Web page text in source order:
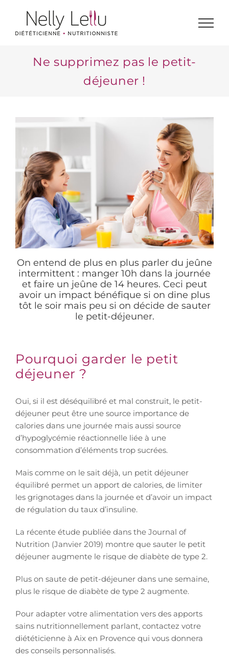
contenu
Ne supprimez pas le petit-
déjeuner !
On entend de plus en plus parler du jeûne
intermittent : manger 10h dans la journée
et faire un jeûne de 14 heures. Ceci peut
avoir un impact bénéfique si on dine plus
tôt le soir mais peu si on décide de sauter
le petit-déjeuner.
Pourquoi garder le petit
déjeuner ?
Oui, si il est déséquilibré et mal construit, le petit-
déjeuner peut être une source importance de
calories dans une journée mais aussi source
d’hypoglycémie réactionnelle liée à une
consommation d’éléments trop sucrées.
Mais comme on le sait déjà, un petit déjeuner
équilibré permet un apport de calories, de limiter
les grignotages dans la journée et d’avoir un impact
de régulation du taux d’insuline.
La récente étude publiée dans the Journal of
Nutrition (Janvier 2019) montre que sauter le petit
déjeuner augmente le risque de diabète de type 2.
Plus on saute de petit-déjeuner dans une semaine,
plus le risque de diabète de type 2 augmente.
Pour adapter votre alimentation vers des apports
sains nutritionnellement parlant, contactez votre
diététicienne à Aix en Provence qui vous donnera
des conseils personnalisés.